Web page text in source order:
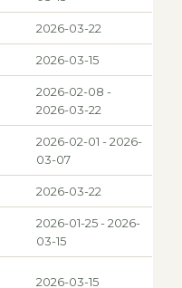
2026-03-22
2026-03-15
2026-02-08 -
2026-03-22
2026-02-01 - 2026-
03-07
2026-03-22
2026-01-25 - 2026-
03-15
2026-03-15